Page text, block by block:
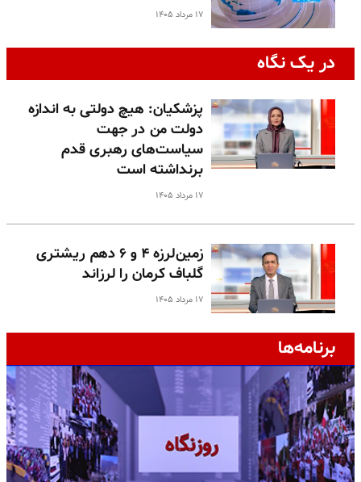
۱۷ مرداد ۱۴۰۵
در یک نگاه
پزشکیان: هیچ دولتی به اندازه
دولت من در جهت
سیاست‌های رهبری قدم
برنداشته است
۱۷ مرداد ۱۴۰۵
زمین‌لرزه ۴ و ۶ دهم ریشتری
گلباف کرمان را لرزاند
۱۷ مرداد ۱۴۰۵
برنامه‌ها